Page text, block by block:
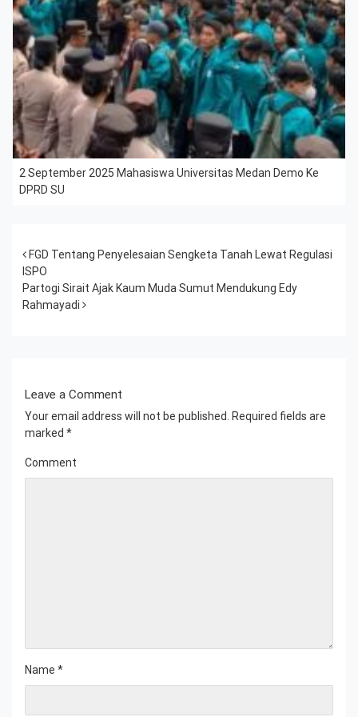
2 September 2025 Mahasiswa Universitas Medan Demo Ke
DPRD SU
Post navigation
FGD Tentang Penyelesaian Sengketa Tanah Lewat Regulasi
ISPO
Partogi Sirait Ajak Kaum Muda Sumut Mendukung Edy
Rahmayadi
Leave a Comment
Your email address will not be published.
Required fields are
marked *
Comment
Name *